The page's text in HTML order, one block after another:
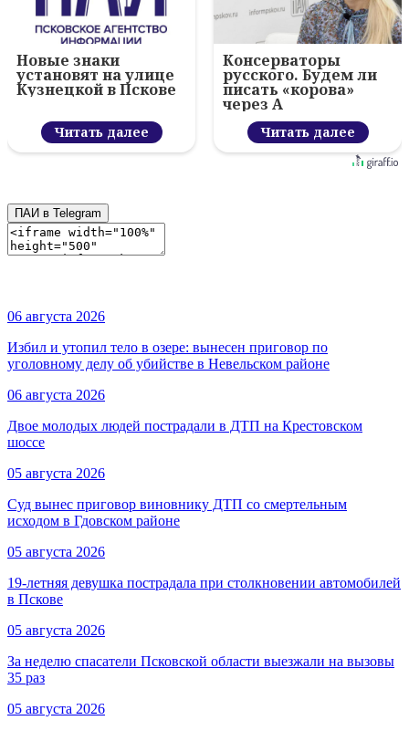
Новые знаки
установят на улице
Кузнецкой в Пскове
Читать далее
Консерваторы
русского. Будем ли
писать «корова»
через А
Читать далее
ПАИ в Telegram
06 августа 2026
Избил и утопил тело в озере: вынесен приговор по
уголовному делу об убийстве в Невельском районе
06 августа 2026
Двое молодых людей пострадали в ДТП на Крестовском
шоссе
05 августа 2026
Суд вынес приговор виновнику ДТП со смертельным
исходом в Гдовском районе
05 августа 2026
19-летняя девушка пострадала при столкновении автомобилей
в Пскове
05 августа 2026
За неделю спасатели Псковской области выезжали на вызовы
35 раз
05 августа 2026